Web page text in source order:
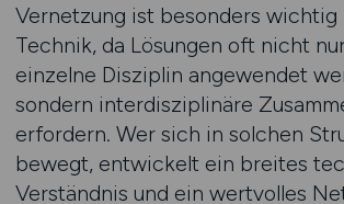
Vernetzung ist besonders wichtig
Technik, da Lösungen oft nicht
einzelne Disziplin angewendet
sondern interdisziplinäre
erfordern. Wer sich in solchen
bewegt, entwickelt ein breites
Verständnis und ein wertvolles